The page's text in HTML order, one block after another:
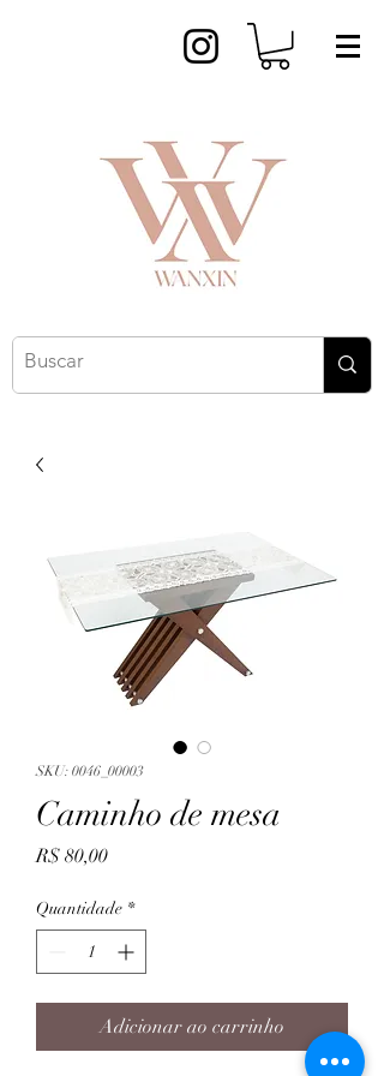
SKU: 0046_00003
Caminho de mesa
R$ 80,00Preço
Quantidade *
Adicionar ao carrinho